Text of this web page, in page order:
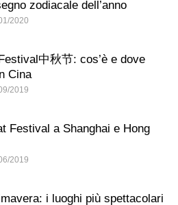
zodiacale dell’anno
2020
中秋节: cos’è e dove
Cina
2019
Festival a Shanghai e Hong
2019
i luoghi più spettacolari